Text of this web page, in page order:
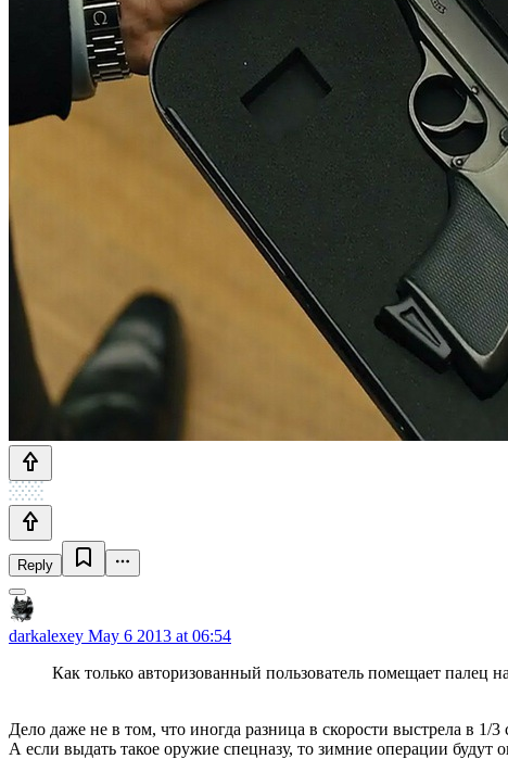
Reply
darkalexey May 6 2013 at 06:54
Как только авторизованный пользователь помещает палец
Дело даже не в том, что иногда разница в скорости выстрела в
А если выдать такое оружие спецназу, то зимние операции